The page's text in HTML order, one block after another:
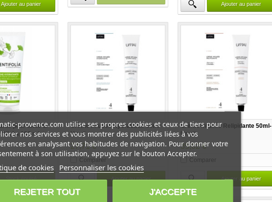
Ajouter au panier Ajouter au panier
pour toute la
100 ml -
Stock épuisé
Crème infusée Hydratante 50ml-
Umaï
27,71 €
Comparer
Ajouter au panier
Crème infusée Relipidante 50ml-
Umaï
35,02 €
Comparer
Ajouter au panier
provence.com utilise ses propres cookies et ceux de tiers pour
nos services et vous montrer des publicités liées à vos
en analysant vos habitudes de navigation. Pour donner votre
à son utilisation, appuyez sur le bouton Accepter.
de cookies Personnaliser les cookies
REJETER TOUT J'ACCEPTE